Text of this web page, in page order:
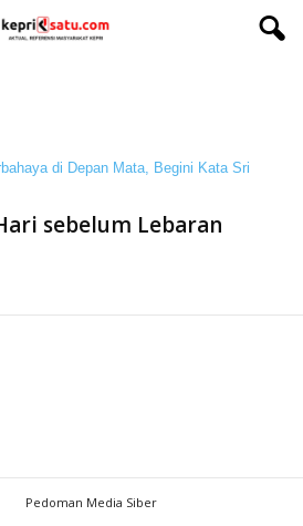
sebelum Lebaran
Pedoman Media Siber